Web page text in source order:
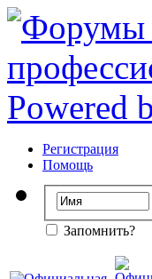
Регистрация
Помощь
Запомнить?